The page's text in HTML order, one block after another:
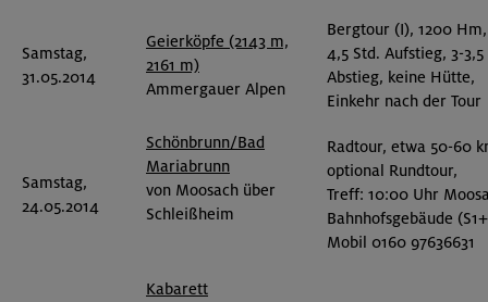
Samstag,
31.05.2014
Geierköpfe (2143 m,
2161 m)
Ammergauer Alpen
Bergtour (I), 1200
4,5 Std. Aufstieg, 3-3,5
Abstieg, keine Hütte,
Einkehr nach der Tour
Samstag,
24.05.2014
Schönbrunn/Bad
Mariabrunn
von Moosach über
Schleißheim
Radtour, etwa 50-60
optional Rundtour,
Treff: 10:00 Uhr
Bahnhofsgebäude
Mobil 0160 97636631
Kabarett